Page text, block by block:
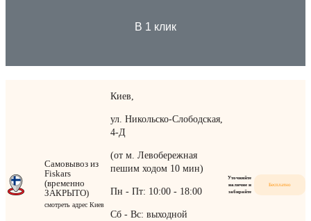
В 1 клик
Самовывоз из
Fiskars
(временно
ЗАКРЫТО)
смотреть адрес Киев
Киев,
ул. Никольско-Слободская,
4-Д
(от м. Левобережная
пешим ходом 10 мин)
Пн - Пт: 10:00 - 18:00
Сб - Вс: выходной
Уточняйте
наличие и
забирайте
Бесплатно